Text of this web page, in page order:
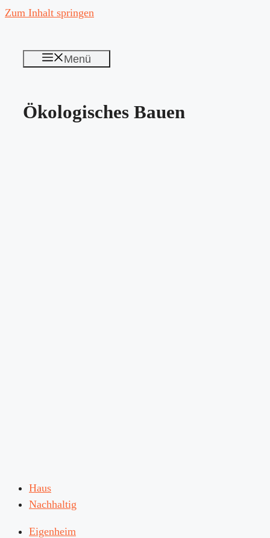
Zum Inhalt springen
Menü
Ökologisches Bauen
Haus
Nachhaltig
Eigenheim